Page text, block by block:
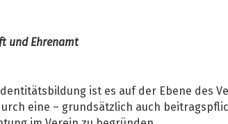
und Ehrenamt
ist es auf der Ebene des
eine – grundsätzlich auch